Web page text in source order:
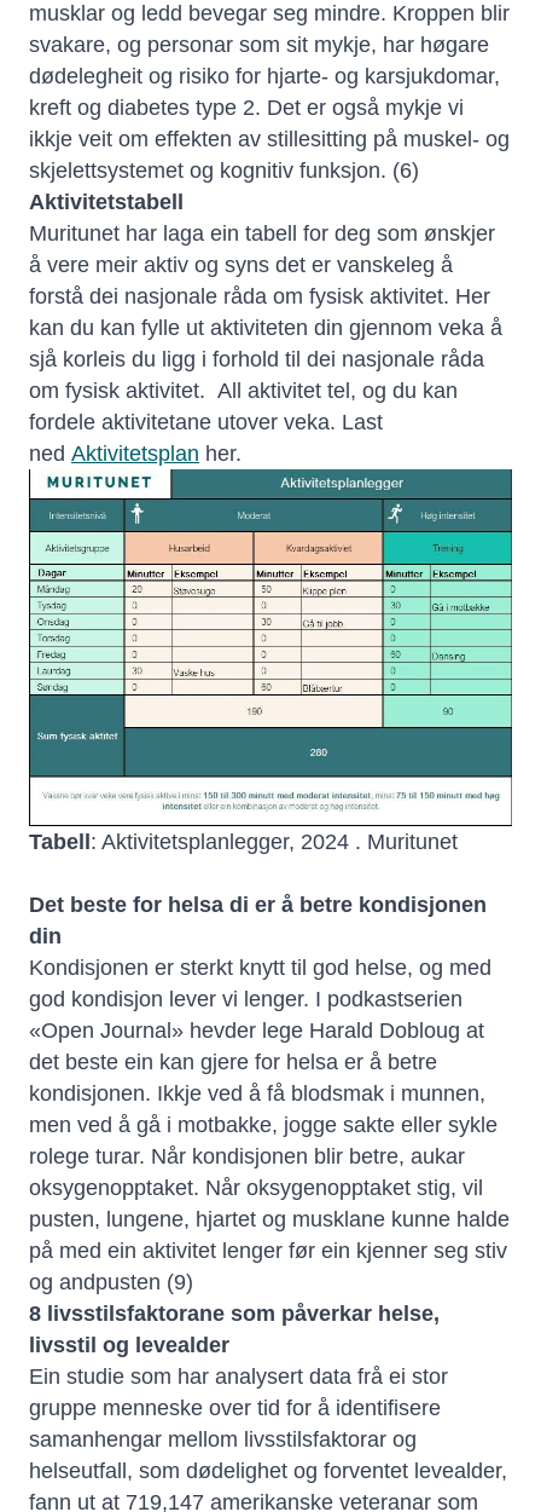
musklar og ledd bevegar seg mindre. Kroppen blir
svakare, og personar som sit mykje, har høgare
dødelegheit og risiko for hjarte- og karsjukdomar,
kreft og diabetes type 2. Det er også mykje vi
ikkje veit om effekten av stillesitting på muskel- og
skjelettsystemet og kognitiv funksjon. (6)
Aktivitetstabell
Muritunet har laga ein tabell for deg som ønskjer
å vere meir aktiv og syns det er vanskeleg å
forstå dei nasjonale råda om fysisk aktivitet. Her
kan du kan fylle ut aktiviteten din gjennom veka å
sjå korleis du ligg i forhold til dei nasjonale råda
om fysisk aktivitet. All aktivitet tel, og du kan
fordele aktivitetane utover veka. Last
ned Aktivitetsplan her.
Tabell : Aktivitetsplanlegger, 2024 . Muritunet
Det beste for helsa di er å betre kondisjonen
din
Kondisjonen er sterkt knytt til god helse, og med
god kondisjon lever vi lenger. I podkastserien
«Open Journal» hevder lege Harald Dobloug at
det beste ein kan gjere for helsa er å betre
kondisjonen. Ikkje ved å få blodsmak i munnen,
men ved å gå i motbakke, jogge sakte eller sykle
rolege turar. Når kondisjonen blir betre, aukar
oksygenopptaket. Når oksygenopptaket stig, vil
pusten, lungene, hjartet og musklane kunne halde
på med ein aktivitet lenger før ein kjenner seg stiv
og andpusten (9)
8 livsstilsfaktorane som påverkar helse,
livsstil og levealder
Ein studie som har analysert data frå ei stor
gruppe menneske over tid for å identifisere
samanhengar mellom livsstilsfaktorar og
helseutfall, som dødelighet og forventet levealder,
fann ut at 719,147 amerikanske veteranar som